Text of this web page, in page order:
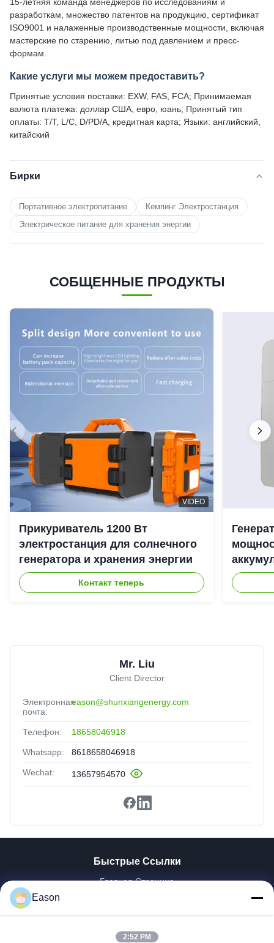
разработкам, множество патентов на продукцию, сертификат
ISO9001 и налаженные производственные мощности, включая
мастерские по старению, литью под давлением и пресс-
формам.
Какие услуги мы можем предоставить?
Принятые условия поставки: EXW, FAS, FCA; Принимаемая
валюта платежа: доллар США, евро, юань; Принятый тип
оплаты: T/T, L/C, D/PD/A, кредитная карта; Языки: английский,
китайский
Бирки
Портативное электропитание
Кемпинг Электростанция
Электрическое питание для хранения энергии
СОБЩЕННЫЕ ПРОДУКТЫ
VIDEO
Прикуриватель 1200 Вт
электростанция для солнечного
генератора и хранения энергии
Контакт теперь
Mr. Liu
Client Director
Электронная
почта:
eason@shunxiangenergy.com
Телефон: 18658046918
Whatsapp: 8618658046918
Wechat: 13657954570
Быстрые Ссылки
Главная Страница
Ролики
Eason
2:52 PM